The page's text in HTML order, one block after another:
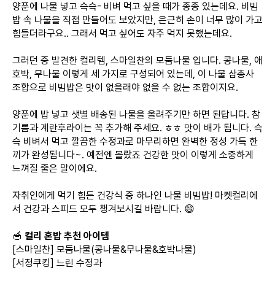
양푼에 나물 넣고 슥슥- 비벼 먹고 싶을 때가 종종 있는데요. 비빔
밥 속 나물을 직접 만들어도 보았지만, 은근히 손이 너무 많이 가고
힘들더라구요.. 그래서 먹고 싶어도 자주 먹지 못했는데요.
그러던 중 발견한 컬리템, 스마일찬의 모둠나물 입니다. 콩나물, 애
호박, 무나물 이렇게 세 가지로 구성되어 있는데, 이 나물 삼총사
조합으로 비빔밥은 맛이 없을래야 없을 수 없는 조합이지요.
양푼에 밥 넣고 샛별 배송된 나물을 올려주기만 하면 된답니다. 참
기름과 계란후라이는 꼭 추가해 주세요. ㅎㅎ 맛이 배가 됩니다. 슥
슥 비벼서 먹고 깔끔한 수정과로 마무리하면 완벽한 정성 가득 한
끼가 완성됩니다~. 예전엔 몰랐죠 건강한 맛이 이렇게 소중하게
느껴질 줄은 말이에요.
자취인에게 먹기 힘든 건강식 중 하나인 나물 비빔밥! 마켓컬리에
서 건강과 스피드 모두 챙겨보시길 바랍니다. 😄
🥣 컬리 혼밥 추천 아이템
[스마일찬] 모둠나물(콩나물&무나물&호박나물)
[서정쿠킹] 느린 수정과